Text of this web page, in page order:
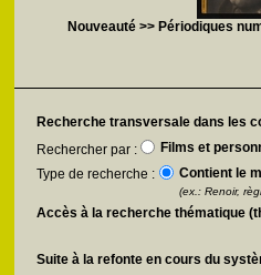
Nouveauté >> Périodiques
Recherche transversale dans les
Rechercher par :
Films et
Type de recherche :
Contient le
(ex.: Renoir,
Accès à la recherche thématique
Suite à la refonte en cours du